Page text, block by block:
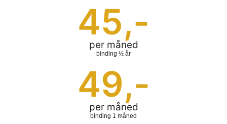
per måned
45,-
binding ½ år
per måned
49,-
binding 1 måned